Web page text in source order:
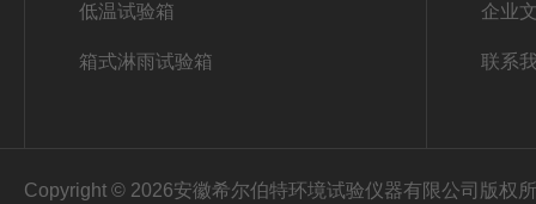
低温试验箱
箱式淋雨试验箱
企业
联系
Copyright © 2026安徽希尔伯特环境试验仪器有限公司版